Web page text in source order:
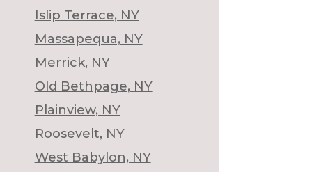
Islip Terrace, NY
Massapequa, NY
Merrick, NY
Old Bethpage, NY
Plainview, NY
Roosevelt, NY
West Babylon, NY